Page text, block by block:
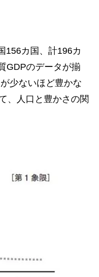
156カ国、計196カ
GDPのデータが揃
少ないほど豊かな
、人口と豊かさの関